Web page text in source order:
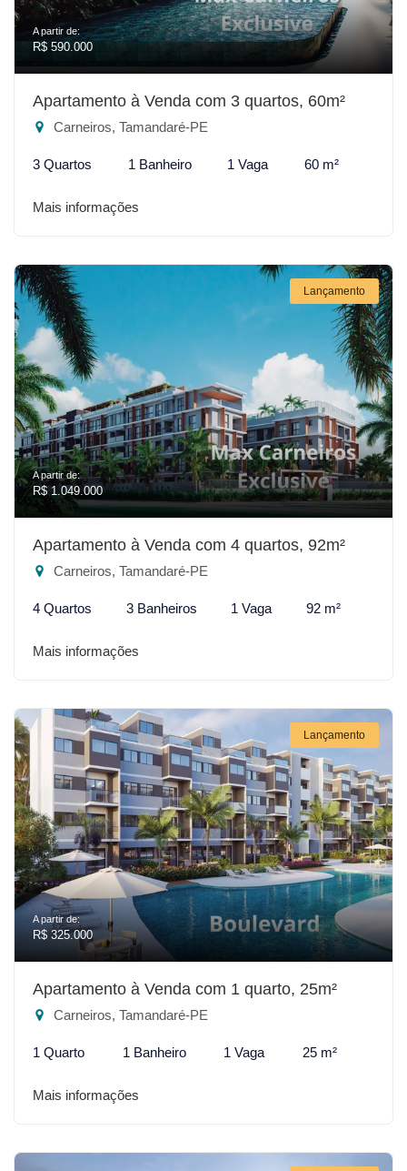
A partir de:
R$ 590.000
Apartamento à Venda com 3 quartos, 60m²
Carneiros, Tamandaré-PE
3 Quartos 1 Banheiro 1 Vaga 60 m²
Mais informações
Lançamento
A partir de:
R$ 1.049.000
Apartamento à Venda com 4 quartos, 92m²
Carneiros, Tamandaré-PE
4 Quartos 3 Banheiros 1 Vaga 92 m²
Mais informações
Lançamento
A partir de:
R$ 325.000
Apartamento à Venda com 1 quarto, 25m²
Carneiros, Tamandaré-PE
1 Quarto 1 Banheiro 1 Vaga 25 m²
Mais informações